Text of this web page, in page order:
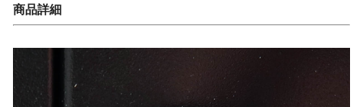
商品詳細